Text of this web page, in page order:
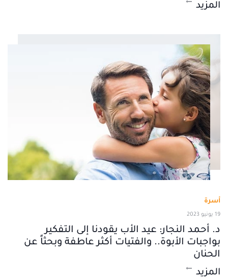
المزيد
أسرة
19 يونيو 2023
د. أحمد النجار: عيد الأب يقودنا إلى التفكير
بواجبات الأبوة.. والفتيات أكثر عاطفة وبحثاً عن
الحنان
المزيد